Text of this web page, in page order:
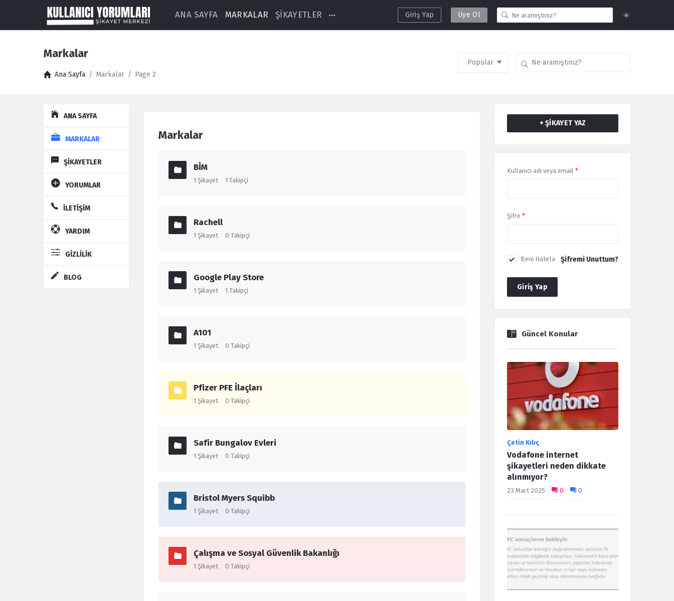
ANA SAYFA MARKALAR ŞİKAYETLER Giriş Yap Üye Ol
Markalar
Ana Sayfa / Markalar / Page 2
ExploreANA SAYFA
MARKALAR
ŞİKAYETLER
YORUMLAR
İLETİŞİM
YARDIM
GİZLİLİK
BLOG
Markalar
BİM
1 Şikayet 1 Takipçi
Rachell
1 Şikayet 0 Takipçi
Google Play Store
1 Şikayet 1 Takipçi
A101
1 Şikayet 0 Takipçi
Pfizer PFE İlaçları
1 Şikayet 0 Takipçi
Safir Bungalov Evleri
1 Şikayet 0 Takipçi
Bristol Myers Squibb
1 Şikayet 0 Takipçi
Çalışma ve Sosyal Güvenlik Bakanlığı
1 Şikayet 0 Takipçi
+ ŞİKAYET YAZ
Giriş
Kullanıcı adı veya email *
Şifre *
Beni Hatırla Şifremi Unuttum?
Giriş Yap
Güncel Konular
Çetin Kılıç
Vodafone internet
şikayetleri neden dikkate
alınmıyor?
23 Mart 2025 0 0